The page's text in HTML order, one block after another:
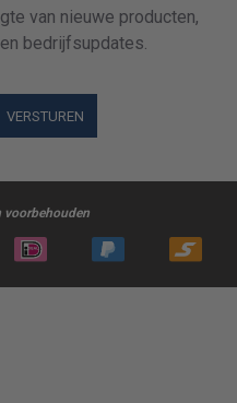
van nieuwe producten,
bedrijfsupdates.
VERSTUREN
voorbehouden